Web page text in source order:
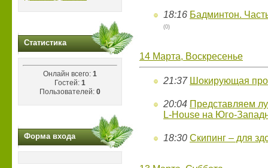
Статистика
Онлайн всего: 1
Гостей: 1
Пользователей: 0
Форма входа
18:16 Бадминтон.
(0)
14 Марта, Воскресенье
21:37 Шокирующая
20:04 Представляем
L-House на Юго-
18:30 Скипинг – для